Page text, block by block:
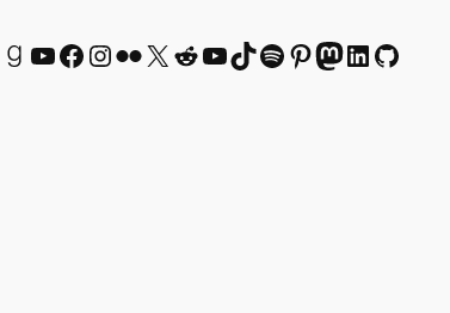
Goodreads YouTube Facebook InstagramFlickr X Reddit YouTube TikTok Spotify Pinterest Mastodon LinkedIn GitHub